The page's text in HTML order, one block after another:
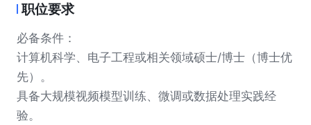
职位要求
必备条件：
计算机科学、电子工程或相关领域硕士/博士（博士优
先）。
具备大规模视频模型训练、微调或数据处理实践经
验。